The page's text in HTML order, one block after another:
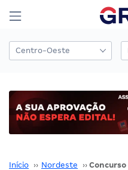
Início ›› Nordeste ››